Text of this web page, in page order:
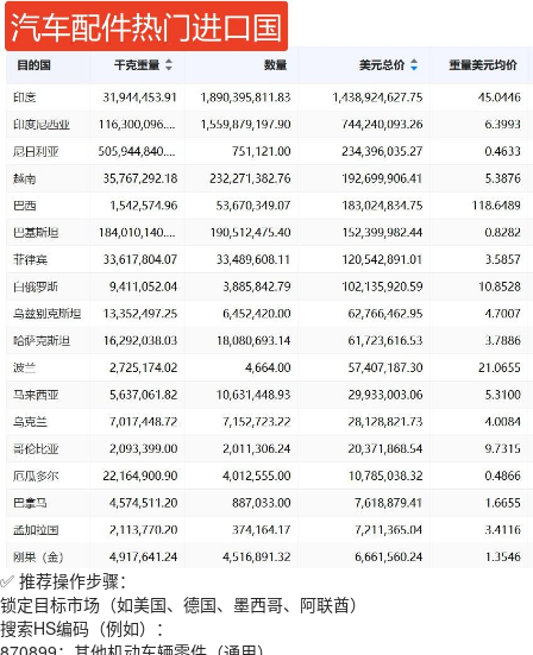
✅ 推荐操作步骤：
锁定目标市场（如美国、德国、墨西哥、阿联酋）
搜索HS编码（例如）：